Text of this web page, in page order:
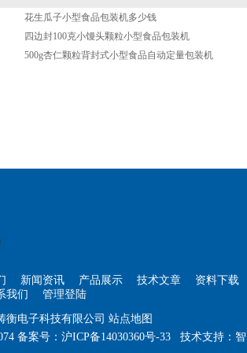
花生瓜子小型食品包装机多少钱
四边封100克小馒头颗粒小型食品包装机
500g杏仁颗粒背封式小型食品自动定量包装机
新闻资讯 产品展示 技术文章
资料下载
我们
管理登陆
衡电子科技有限公司 站点地图
备案号： 沪ICP备14030360号-33 技术支持： 智